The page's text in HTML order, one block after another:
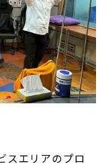
スエリアのプロ